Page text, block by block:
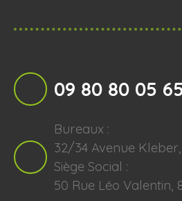
09 80 80 05
Bureaux :
32/34 Avenue Kleber,
Siège Social :
50 Rue Léo Valentin,